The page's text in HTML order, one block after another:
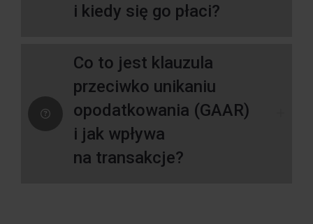
i kiedy się go płaci?
Co to jest klauzula
przeciwko unikaniu
opodatkowania (GAAR)
i jak wpływa
na transakcje?